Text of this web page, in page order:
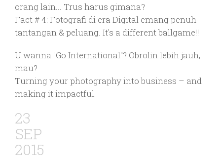
orang lain... Trus harus gimana?
Fact # 4: Fotografi di era Digital emang penuh
tantangan & peluang. It's a different ballgame!!
U wanna "Go International"? Obrolin lebih jauh,
mau?
Turning your photography into business – and
making it impactful.
23
SEP
2015